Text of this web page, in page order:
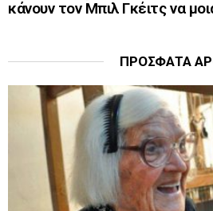
κάνουν τον Μπιλ Γκέιτς να
ΠΡΌΣΦΑΤΑ